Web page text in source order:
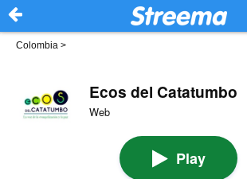
Colombia >
Ecos del Catatumbo
Web
Play